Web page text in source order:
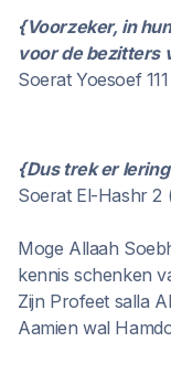
{Voorzeker, in
voor de bezitters
Soerat Yoesoef 111
{Dus trek er
Soerat El-Hashr 2
Moge Allaah
kennis schenken
Zijn Profeet salla
Aamien wal